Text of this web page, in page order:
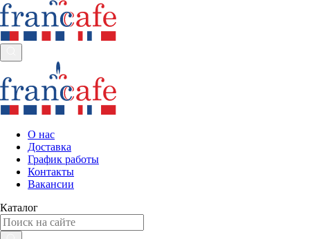
О нас
Доставка
График работы
Контакты
Вакансии
Каталог